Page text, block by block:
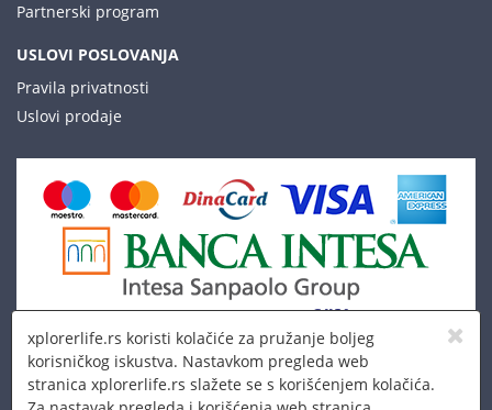
xplorerlife.rs koristi kolačiće za pružanje boljeg
korisničkog iskustva. Nastavkom pregleda web
stranica xplorerlife.rs slažete se s korišćenjem kolačića.
Partnerski program
USLOVI POSLOVANJA
Pravila privatnosti
Uslovi prodaje